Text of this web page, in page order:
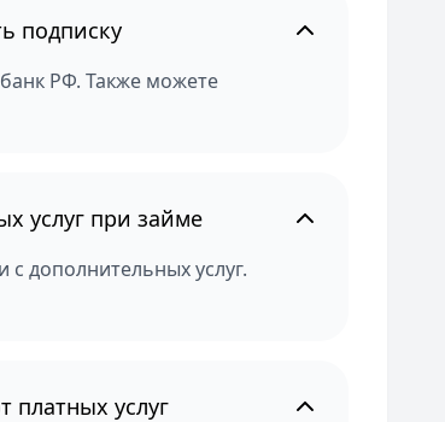
подписку
РФ. Также можете
услуг при займе
дополнительных услуг.
платных услуг